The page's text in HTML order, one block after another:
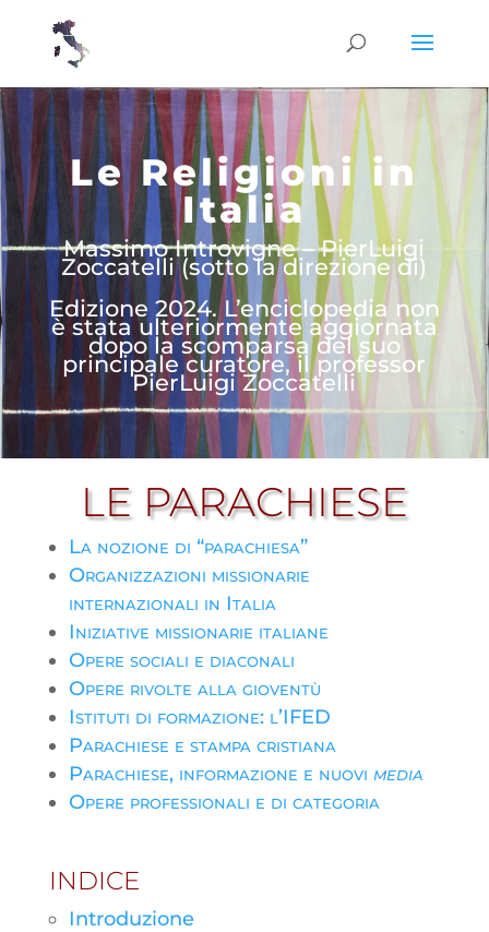
Le Religioni in
Italia
Massimo Introvigne – PierLuigi
Zoccatelli (sotto la direzione di)
Edizione 2024. L’enciclopedia non
è stata ulteriormente aggiornata
dopo la scomparsa del suo
principale curatore, il professor
PierLuigi Zoccatelli
LE PARACHIESE
La nozione di “parachiesa”
Organizzazioni missionarie
internazionali in Italia
Iniziative missionarie italiane
Opere sociali e diaconali
Opere rivolte alla gioventù
Istituti di formazione: l’IFED
Parachiese e stampa cristiana
Parachiese, informazione e nuovi media
Opere professionali e di categoria
INDICE
Introduzione